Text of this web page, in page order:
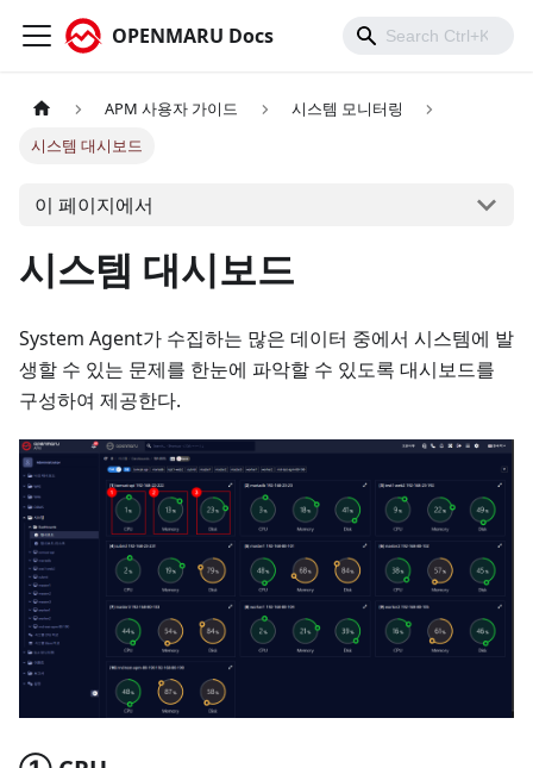
OPENMARU Docs
APM 사용자 가이드
시스템 모니터링
시스템 대시보드
이 페이지에서
시스템 대시보드
System Agent가 수집하는 많은 데이터 중에서 시스템에 발
생할 수 있는 문제를 한눈에 파악할 수 있도록 대시보드를
구성하여 제공한다.